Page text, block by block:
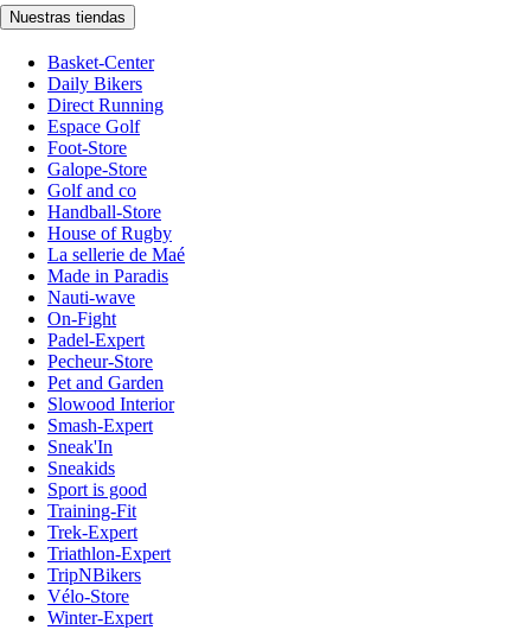
Nuestras tiendas
Basket-Center
Daily Bikers
Direct Running
Espace Golf
Foot-Store
Galope-Store
Golf and co
Handball-Store
House of Rugby
La sellerie de Maé
Made in Paradis
Nauti-wave
On-Fight
Padel-Expert
Pecheur-Store
Pet and Garden
Slowood Interior
Smash-Expert
Sneak'In
Sneakids
Sport is good
Training-Fit
Trek-Expert
Triathlon-Expert
TripNBikers
Vélo-Store
Winter-Expert